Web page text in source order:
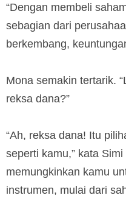
“Dengan membeli
sebagian dari
berkembang,
Mona semakin tertarik.
reksa dana?”
“Ah, reksa dana! Itu
seperti kamu,” kata
memungkinkan kamu
instrumen, mulai dari